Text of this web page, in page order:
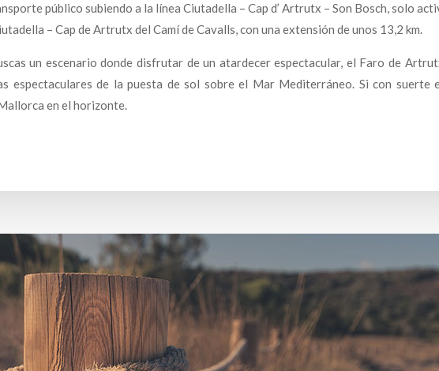
público subiendo a la línea Ciutadella – Cap d’ Artrutx – Son Bosch, solo
– Cap de Artrutx del Camí de Cavalls, con una extensión de unos 13,2 km.
un escenario donde disfrutar de un atardecer espectacular, el Faro de
espectaculares de la puesta de sol sobre el Mar Mediterráneo. Si con suerte
en el horizonte.